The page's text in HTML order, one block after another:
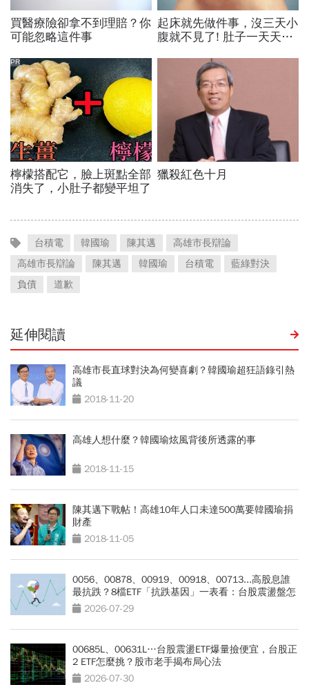
台積電 韓國瑜 陳其邁
高雄市長辯論
高雄市長辯論
陳其邁 韓國瑜 台積電
藍綠對決
負債
道歉
延伸閱讀
高雄市長直球對決為何變喜劇？韓國瑜超狂語錄引熱
議
2018-11-20
高雄人想什麼？韓國瑜炫風背後所透露的事
2018-11-15
陳其邁下戰帖！高雄10年人口未達500萬要韓國瑜捐
財產
2018-11-05
0056、00878、00919、00918、00713...高股息誰
最抗跌？8檔ETF「抗跌基因」一表看：台股震盪盤怎
麼買？
2026-07-29
00685L、00631L…台股震盪ETF爆量撿便宜，台股正
2 ETF怎麼挑？股市老手揭布局心法
2026-07-30